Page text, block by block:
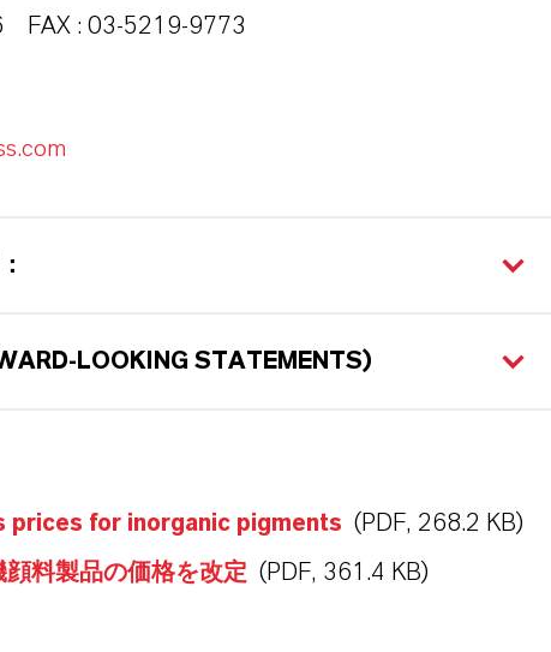
FAX : 03-5219-9773
LOOKING STATEMENTS)
prices for inorganic pigments (PDF, 268.2 KB)
料製品の価格を改定 (PDF, 361.4 KB)